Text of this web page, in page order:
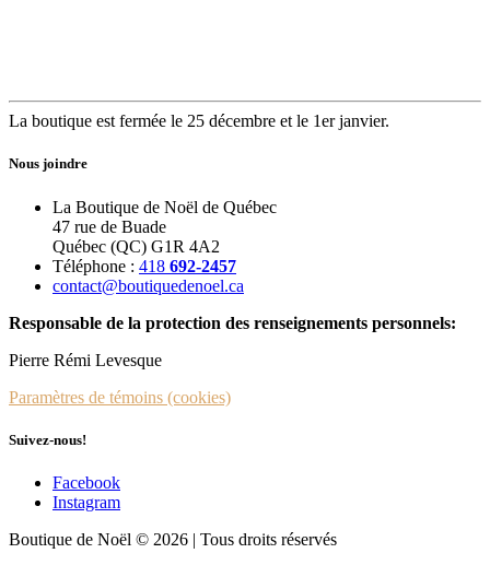
La boutique est fermée le 25 décembre et le 1er janvier.
Nous joindre
La Boutique de Noël de Québec
47 rue de Buade
Québec (QC) G1R 4A2
Téléphone : 418 692-2457
contact@boutiquedenoel.ca
Responsable de la protection des renseignements personnels:
Pierre Rémi Levesque
Paramètres de témoins (cookies)
Suivez-nous!
Facebook
Instagram
Boutique de Noël © 2026 | Tous droits réservés